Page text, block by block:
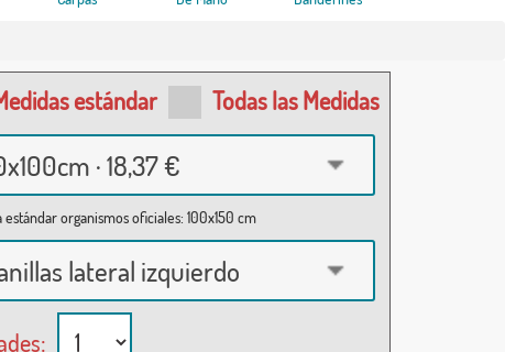
estándar Todas las Medidas
· 18,37 €
estándar organismos oficiales: 100x150 cm
lateral izquierdo